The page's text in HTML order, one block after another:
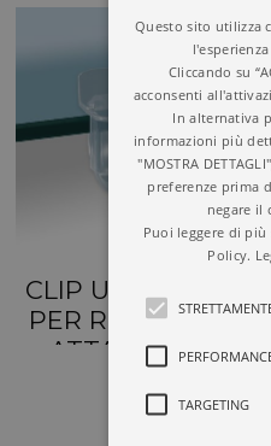
CLIP UNIVERSALE
PER RIPIANI CON
ATTACCO PER
Questo sito utilizza
Cliccando su
acconsenti
In alternativa
informazioni più
"MOSTRA
preferenze prima
negare il
Puoi leggere di
Policy.
TARGETING